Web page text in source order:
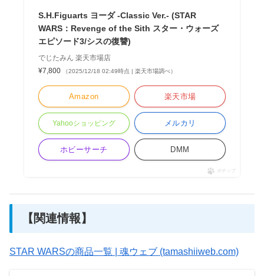
S.H.Figuarts ヨーダ -Classic Ver.- (STAR
WARS：Revenge of the Sith スター・ウォーズ
エピソード3/シスの復讐)
でじたみん 楽天市場店
¥7,800
（2025/12/18 02:49時点 | 楽天市場調べ）
Amazon 楽天市場
Yahooショッピング メルカリ
ホビーサーチ DMM
ポチップ
【関連情報】
STAR WARSの商品一覧 | 魂ウェブ (tamashiiweb.com)